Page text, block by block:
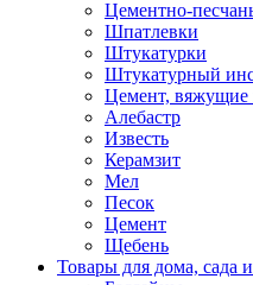
Цементно-
Шпатлевки
Штукатурки
Штукатурный
Цемент, вяжущие
Алебастр
Известь
Керамзит
Мел
Песок
Цемент
Щебень
Товары для дома, сада